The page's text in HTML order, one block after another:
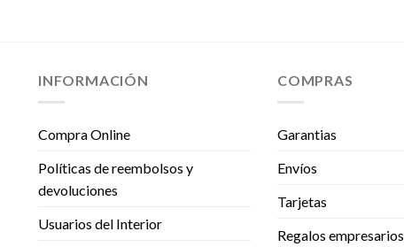
INFORMACIÓN
Compra Online
Políticas de reembolsos y
devoluciones
Usuarios del Interior
COMPRAS
Garantias
Envíos
Tarjetas
Regalos empresarios